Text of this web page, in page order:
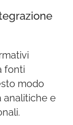
fonti
modo
analitiche e